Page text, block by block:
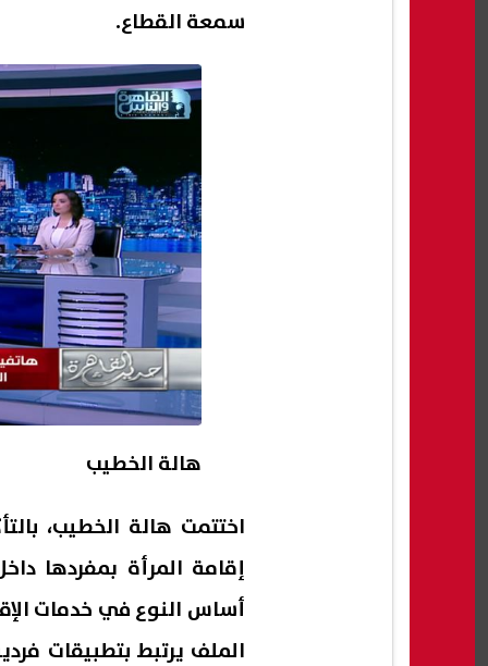
سمعة القطاع.
هالة الخطيب
اختتمت هالة الخطيب،
إقامة المرأة بمفردها
أساس النوع في خدمات
الملف يرتبط بتطبيقات